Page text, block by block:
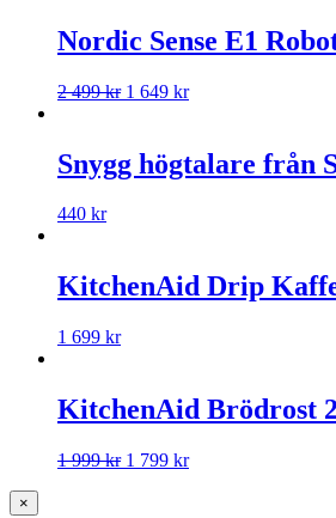
Nordic Sense E1
2 499kr 1 649 kr
Snygg högtalare från
440 kr
KitchenAid Drip
1 699 kr
KitchenAid Brödrost
1 999kr 1 799 kr
×